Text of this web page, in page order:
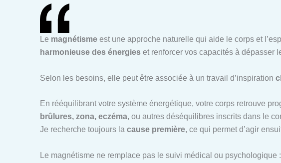
Le magnétisme est une approche naturelle qui aide le corps et
harmonieuse des énergies et renforcer vos capacités à dépasser
Selon les besoins, elle peut être associée à un travail d’inspiration
En rééquilibrant votre système énergétique, votre corps retrouve
brûlures, zona, eczéma, ou autres déséquilibres inscrits dans le
Je recherche toujours la cause première, ce qui permet d’agir
Le magnétisme ne remplace pas le suivi médical ou psychologique